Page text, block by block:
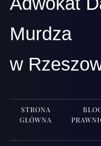
Murdza
w
STRONA
GŁÓWNA